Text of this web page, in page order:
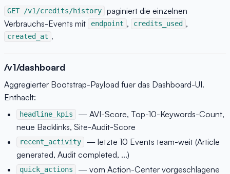
GET /v1/credits/history
paginiert die einzelnen
Verbrauchs-Events mit
endpoint , credits_used ,
created_at .
/v1/dashboard
Aggregierter Bootstrap-Payload fuer das Dashboard-UI.
Enthaelt:
headline_kpis
— AVI-Score, Top-10-Keywords-Count,
neue Backlinks, Site-Audit-Score
recent_activity
— letzte 10 Events team-weit (Article
generated, Audit completed, ...)
quick_actions — vom Action-Center vorgeschlagene